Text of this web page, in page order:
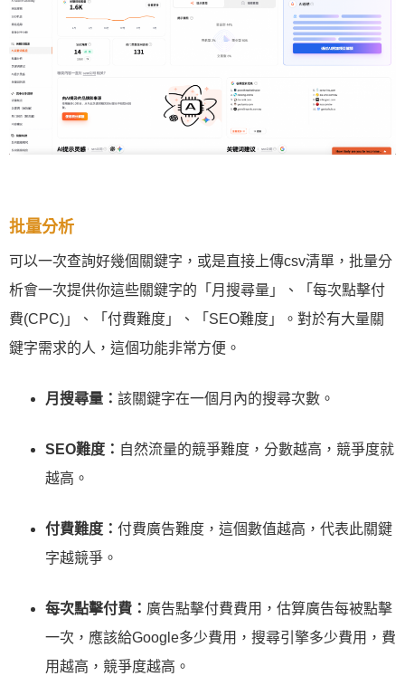
批量分析
可以一次查詢好幾個關鍵字，或是直接上傳csv清單，批量分
析會一次提供你這些關鍵字的「月搜尋量」、「每次點擊付
費(CPC)」、「付費難度」、「SEO難度」。對於有大量關
鍵字需求的人，這個功能非常方便。
月搜尋量： 該關鍵字在一個月內的搜尋次數。
SEO難度： 自然流量的競爭難度，分數越高，競爭度就
越高。
付費難度： 付費廣告難度，這個數值越高，代表此關鍵
字越競爭。
每次點擊付費： 廣告點擊付費費用，估算廣告每被點擊
一次，應該給Google多少費用，搜尋引擎多少費用，費
用越高，競爭度越高。